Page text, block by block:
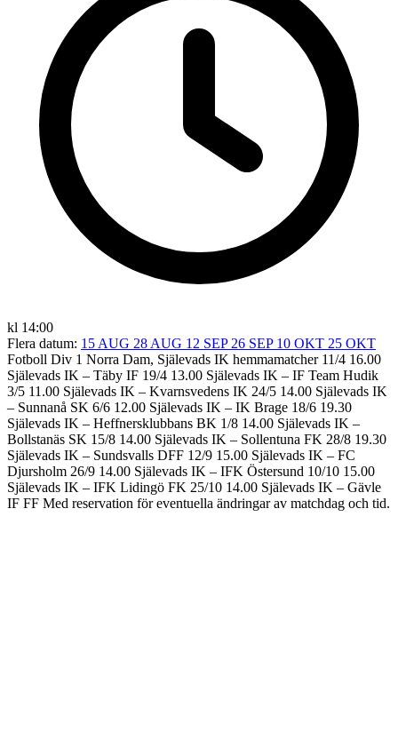
kl 14:00
Flera datum: 15 AUG 28 AUG 12 SEP 26 SEP 10 OKT 25 OKT
Fotboll Div 1 Norra Dam, Själevads IK hemmamatcher 11/4 16.00
Själevads IK – Täby IF 19/4 13.00 Själevads IK – IF Team Hudik
3/5 11.00 Själevads IK – Kvarnsvedens IK 24/5 14.00 Själevads IK
– Sunnanå SK 6/6 12.00 Själevads IK – IK Brage 18/6 19.30
Själevads IK – Heffnersklubbans BK 1/8 14.00 Själevads IK –
Bollstanäs SK 15/8 14.00 Själevads IK – Sollentuna FK 28/8 19.30
Själevads IK – Sundsvalls DFF 12/9 15.00 Själevads IK – FC
Djursholm 26/9 14.00 Själevads IK – IFK Östersund 10/10 15.00
Själevads IK – IFK Lidingö FK 25/10 14.00 Själevads IK – Gävle
IF FF Med reservation för eventuella ändringar av matchdag och tid.